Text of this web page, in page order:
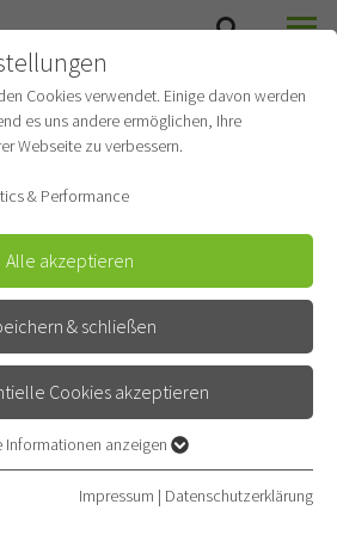
Cookies verwendet. Einige davon werden
es uns andere ermöglichen, Ihre
Webseite zu verbessern.
& Performance
Alle akzeptieren
& schließen
Cookies akzeptieren
für grundlegende Funktionen der
ist gewährleistet, dass die Webseite
Informationen anzeigen
Impressum | Datenschutzerklärung